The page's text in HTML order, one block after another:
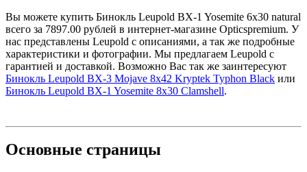
Вы можете купить Бинокль Leupold BX-1 Yosemite 6x30 natural
всего за 7897.00 рублей в интернет-магазине Opticspremium. У
нас представлены Leupold с описаниями, а так же подробные
характеристики и фотографии. Мы предлагаем Leupold с
гарантией и доставкой. Возможно Вас так же заинтересуют
Бинокль Leupold BX-3 Mojave 8x42 Kryptek Typhon Black или
Бинокль Leupold BX-1 Yosemite 8x30 Clamshell.
Основные страницы